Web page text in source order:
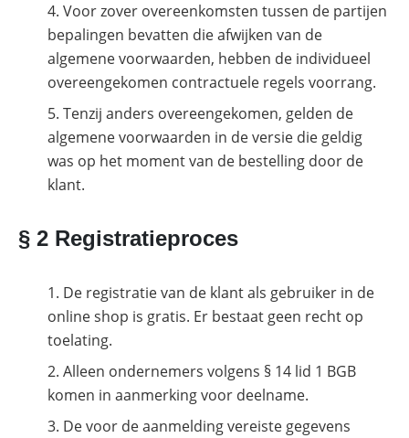
Voor zover overeenkomsten tussen de partijen
bepalingen bevatten die afwijken van de
algemene voorwaarden, hebben de individueel
overeengekomen contractuele regels voorrang.
Tenzij anders overeengekomen, gelden de
algemene voorwaarden in de versie die geldig
was op het moment van de bestelling door de
klant.
§ 2 Registratieproces
De registratie van de klant als gebruiker in de
online shop is gratis. Er bestaat geen recht op
toelating.
Alleen ondernemers volgens § 14 lid 1 BGB
komen in aanmerking voor deelname.
De voor de aanmelding vereiste gegevens